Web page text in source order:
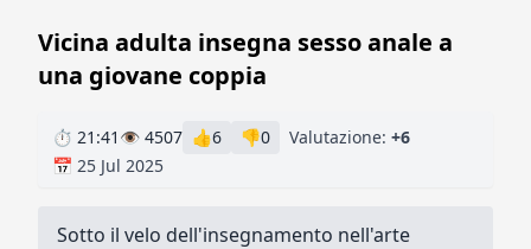
Vicina adulta insegna sesso anale a
una giovane coppia
⏱ 21:41 👁 4507 👍6 👎0 Valutazione: +6
📅 25 Jul 2025
Sotto il velo dell'insegnamento nell'arte